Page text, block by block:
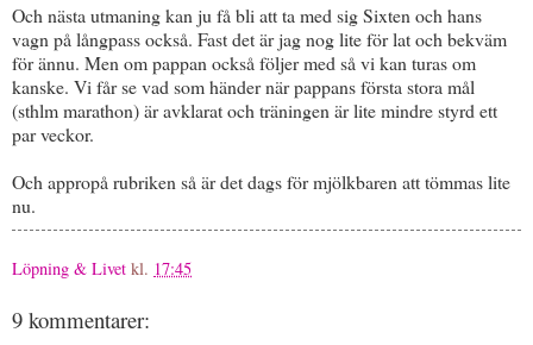
Och nästa utmaning kan ju få bli att ta med sig Sixten och hans
vagn på långpass också. Fast det är jag nog lite för lat och bekväm
för ännu. Men om pappan också följer med så vi kan turas om
kanske. Vi får se vad som händer när pappans första stora mål
(sthlm marathon) är avklarat och träningen är lite mindre styrd ett
par veckor.
Och appropå rubriken så är det dags för mjölkbaren att tömmas lite
nu.
Löpning & Livet kl. 17:45
9 kommentarer: